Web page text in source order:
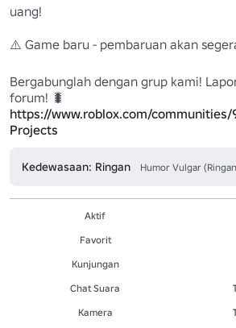
uang!
⚠️ Game baru - pembaruan akan
Bergabunglah dengan grup kami!
https://www.roblox.com/communities/
Projects
Kedewasaan: Ringan Humor Vulgar
Aktif
Favorit
Kunjungan
Chat Suara
Kamera